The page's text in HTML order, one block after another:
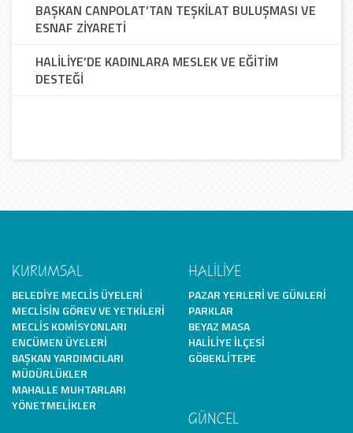
BAŞKAN CANPOLAT’TAN TEŞKİLAT BULUŞMASI VE
ESNAF ZİYARETİ
HALİLİYE’DE KADINLARA MESLEK VE EĞİTİM
DESTEĞİ
KURUMSAL
BELEDIYE MECLIS ÜYELERI
MECLISIN GÖREV VE YETKILERI
MECLIS KOMISYONLARI
ENCÜMEN ÜYELERI
BAŞKAN YARDIMCILARI
MÜDÜRLÜKLER
MAHALLE MUHTARLARI
YÖNETMELIKLER
HALİLİYE
PAZAR YERLERI VE GÜNLERI
PARKLAR
BEYAZ MASA
HALILIYE İLÇESI
GÖBEKLITEPE
GÜNCEL